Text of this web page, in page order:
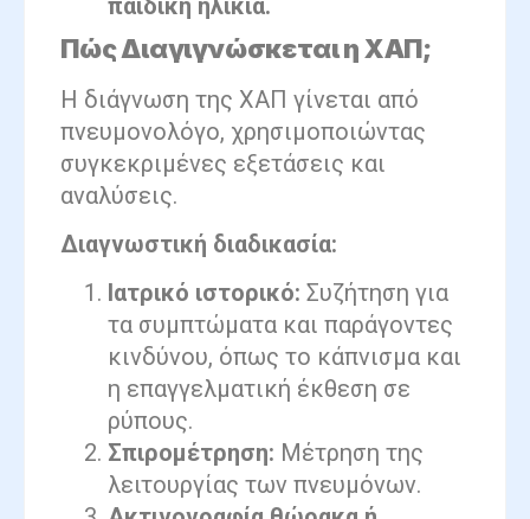
Πώς Διαγιγνώσκεται η ΧΑΠ;
Η διάγνωση της ΧΑΠ γίνεται από
πνευμονολόγο, χρησιμοποιώντας
συγκεκριμένες εξετάσεις και
αναλύσεις.
Διαγνωστική διαδικασία:
Ιατρικό ιστορικό: Συζήτηση για
τα συμπτώματα και παράγοντες
κινδύνου, όπως το κάπνισμα και
η επαγγελματική έκθεση σε
ρύπους.
Σπιρομέτρηση: Μέτρηση της
λειτουργίας των πνευμόνων.